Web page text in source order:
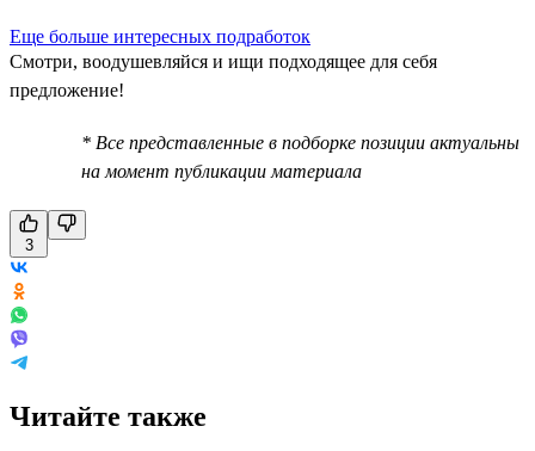
Еще больше интересных подработок
Смотри, воодушевляйся и ищи подходящее для себя
предложение!
* Все представленные в подборке позиции актуальны
на момент публикации материала
3
Читайте также